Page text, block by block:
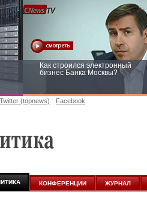
Как строился электронный
бизнес Банка Москвы?
Twitter (topnews) Facebook
КОНФЕРЕНЦИИ ЖУРНАЛ